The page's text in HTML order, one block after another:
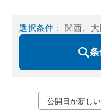
選択条件 ： 関西、